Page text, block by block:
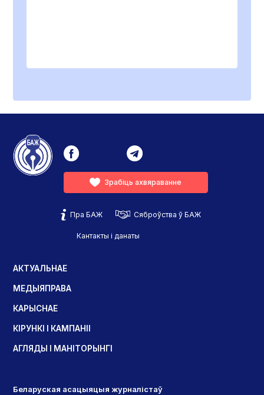
Зрабіць ахвяраванне
Пра БАЖ Сяброўства ў БАЖ
Кантакты і данаты
АКТУАЛЬНАЕ
МЕДЫЯПРАВА
КАРЫСНАЕ
КІРУНКІ І КАМПАНІІ
АГЛЯДЫ І МАНІТОРЫНГІ
Беларуская асацыяцыя журналістаў